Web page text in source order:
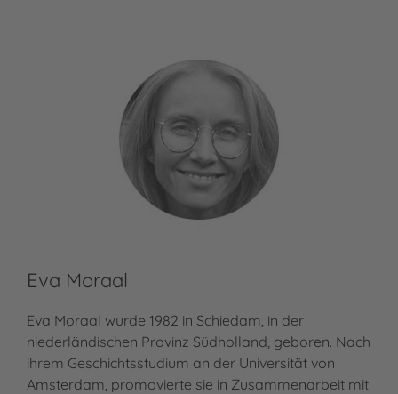
Eva Moraal
Eva Moraal wurde 1982 in Schiedam, in der
niederländischen Provinz Südholland, geboren. Nach
ihrem Geschichtsstudium an der Universität von
Amsterdam, promovierte sie in Zusammenarbeit mit